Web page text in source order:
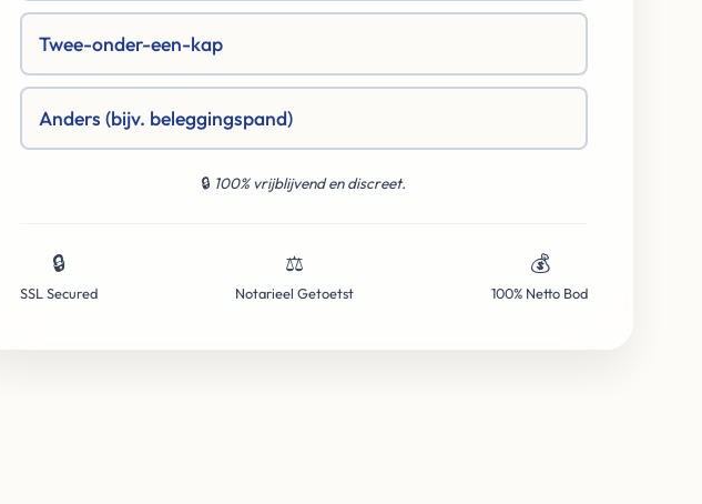
Twee-onder-een-kap
Anders (bijv. beleggingspand)
🔒 100% vrijblijvend en discreet.
🔒
SSL Secured
⚖️
Notarieel Getoetst
💰
100% Netto Bod